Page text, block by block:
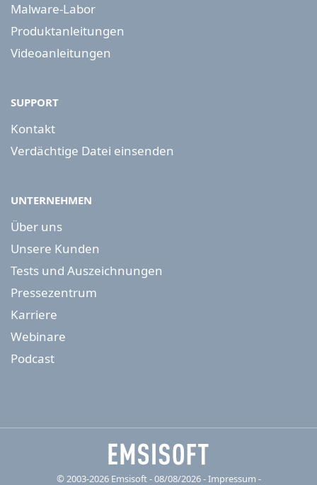
Malware-Labor
Produktanleitungen
Videoanleitungen
SUPPORT
Kontakt
Verdächtige Datei einsenden
UNTERNEHMEN
Über uns
Unsere Kunden
Tests und Auszeichnungen
Pressezentrum
Karriere
Webinare
Podcast
© 2003-2026 Emsisoft - 08/08/2026 - Impressum -